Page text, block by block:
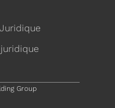
Group